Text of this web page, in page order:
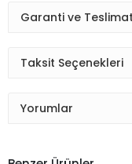
Garanti ve Teslimat
Taksit Seçenekleri
Yorumlar